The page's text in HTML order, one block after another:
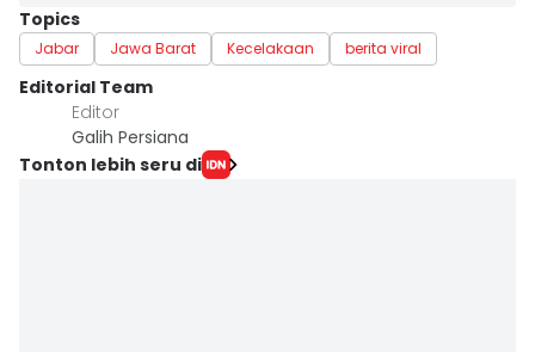
Topics
Jabar Jawa Barat Kecelakaan berita viral
Editorial Team
Editor
Galih Persiana
Tonton lebih seru di